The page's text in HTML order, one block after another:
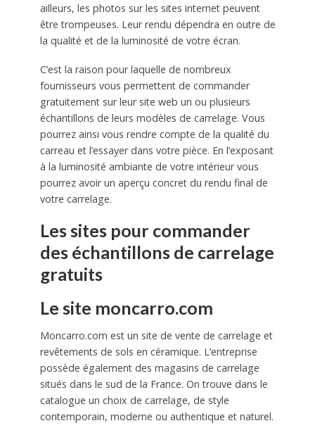
ailleurs, les photos sur les sites internet peuvent
être trompeuses. Leur rendu dépendra en outre de
la qualité et de la luminosité de votre écran.
C’est la raison pour laquelle de nombreux
fournisseurs vous permettent de commander
gratuitement sur leur site web un ou plusieurs
échantillons de leurs modèles de carrelage. Vous
pourrez ainsi vous rendre compte de la qualité du
carreau et l’essayer dans votre pièce. En l’exposant
à la luminosité ambiante de votre intérieur vous
pourrez avoir un aperçu concret du rendu final de
votre carrelage.
Les sites pour commander
des échantillons de carrelage
gratuits
Le site moncarro.com
Moncarro.com est un site de vente de carrelage et
revêtements de sols en céramique. L’entreprise
possède également des magasins de carrelage
situés dans le sud de la France. On trouve dans le
catalogue un choix de carrelage, de style
contemporain, moderne ou authentique et naturel.